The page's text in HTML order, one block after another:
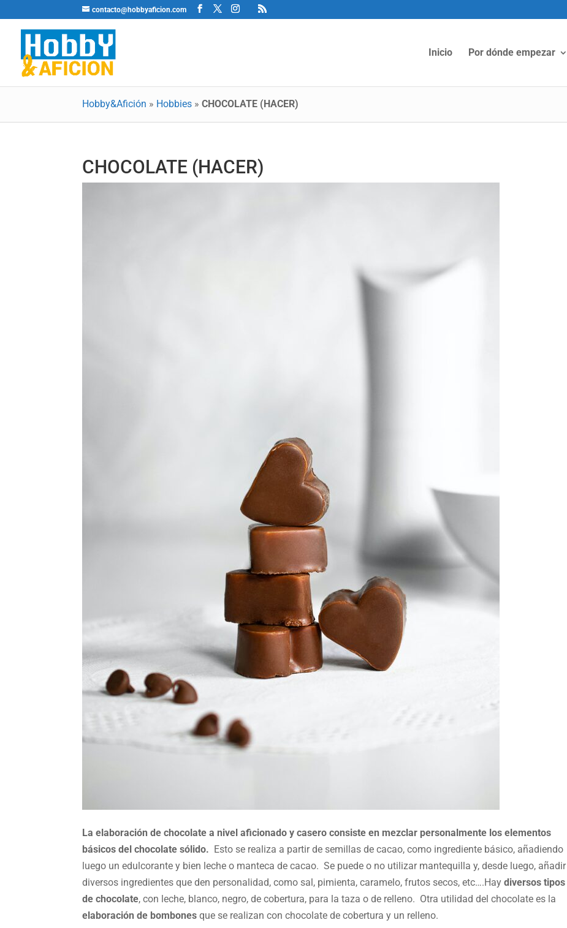
contacto@hobbyaficion.com
Hobby&Afición » Hobbies »CHOCOLATE (HACER)
Inicio Por dónde empezar
CHOCOLATE (HACER)
La elaboración de chocolate a nivel aficionado y casero consiste en mezclar personalmente los elementos
básicos del chocolate sólido. Esto se realiza a partir de semillas de cacao, como ingrediente básico, añadiendo
luego un edulcorante y bien leche o manteca de cacao. Se puede o no utilizar mantequilla y, desde luego, añadir
diversos ingredientes que den personalidad, como sal, pimienta, caramelo, frutos secos, etc….Haydiversos tipos
de chocolate, con leche, blanco, negro, de cobertura, para la taza o de relleno. Otra utilidad del chocolate es la
elaboración de bombones que se realizan con chocolate de cobertura y un relleno.